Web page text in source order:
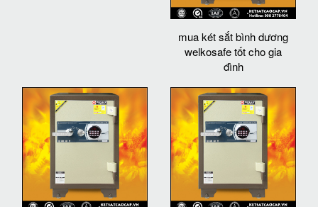
mua két sắt bình dương
welkosafe tốt cho gia
đình